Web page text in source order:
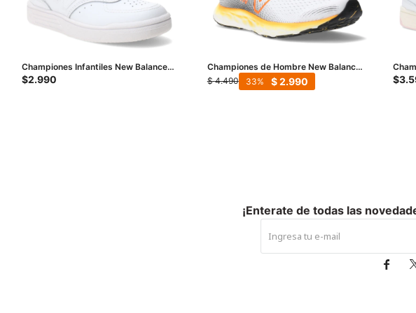
Championes Infantiles New Balance
WEN - Blanco
$2.990
Championes de Hombre New Balance
Running Course 520 - Blanco - Negro
- Anaranjado
$ 4.490 $2.990
33 $
¡Enterate de todas las
